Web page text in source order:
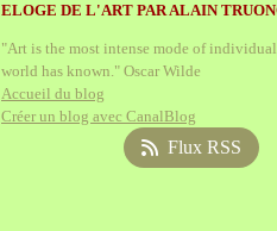
ELOGE DE L'ART PAR ALAIN
"Art is the most intense mode of
world has known." Oscar Wilde
Accueil du blog
Créer un blog avec CanalBlog
Flux RSS